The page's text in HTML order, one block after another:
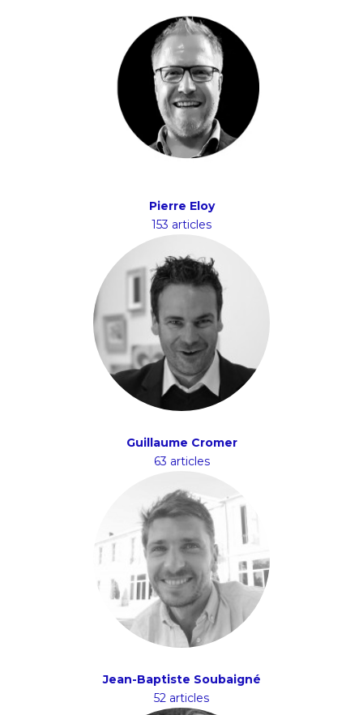
Pierre Eloy
153 articles
Guillaume Cromer
63 articles
Jean-Baptiste Soubaigné
52 articles